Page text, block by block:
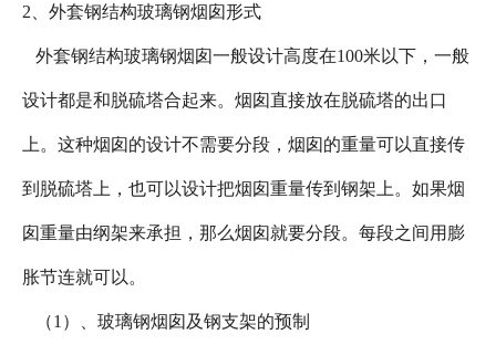
2、外套钢结构玻璃钢烟囱形式
外套钢结构玻璃钢烟囱一般设计高度在100米以下，一般
设计都是和脱硫塔合起来。烟囱直接放在脱硫塔的出口
上。这种烟囱的设计不需要分段，烟囱的重量可以直接传
到脱硫塔上，也可以设计把烟囱重量传到钢架上。如果烟
囱重量由纲架来承担，那么烟囱就要分段。每段之间用膨
胀节连就可以。
（1）、玻璃钢烟囱及钢支架的预制